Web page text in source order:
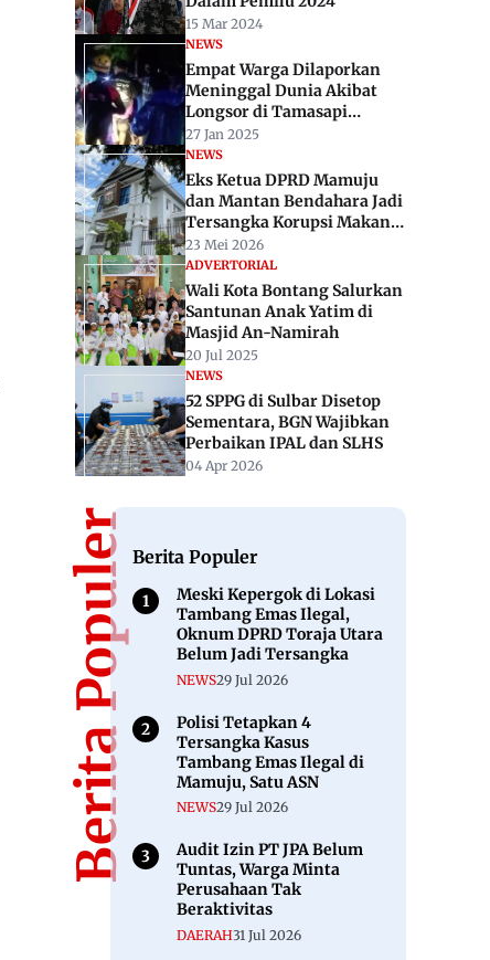
15 Mar 2024
NEWS
Empat Warga Dilaporkan
Meninggal Dunia Akibat
Longsor di Tamasapi
Mamuju
27 Jan 2025
NEWS
Eks Ketua DPRD Mamuju
dan Mantan Bendahara Jadi
Tersangka Korupsi Makan
Minum
23 Mei 2026
ADVERTORIAL
Wali Kota Bontang Salurkan
Santunan Anak Yatim di
Masjid An-Namirah
20 Jul 2025
NEWS
52 SPPG di Sulbar Disetop
Sementara, BGN Wajibkan
Perbaikan IPAL dan SLHS
04 Apr 2026
Berita PopulerBerita Populer
Meski Kepergok di Lokasi
Tambang Emas Ilegal,
Oknum DPRD Toraja Utara
Belum Jadi Tersangka
NEWS29 Jul 2026
Polisi Tetapkan 4
Tersangka Kasus
Tambang Emas Ilegal di
Mamuju, Satu ASN
NEWS29 Jul 2026
Audit Izin PT JPA Belum
Tuntas, Warga Minta
Perusahaan Tak
Beraktivitas
DAERAH31 Jul 2026